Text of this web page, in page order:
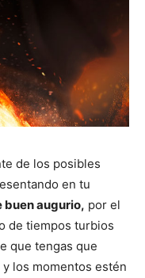
de los posibles
en tu
buen augurio, por el
de tiempos turbios
que tengas que
los momentos estén